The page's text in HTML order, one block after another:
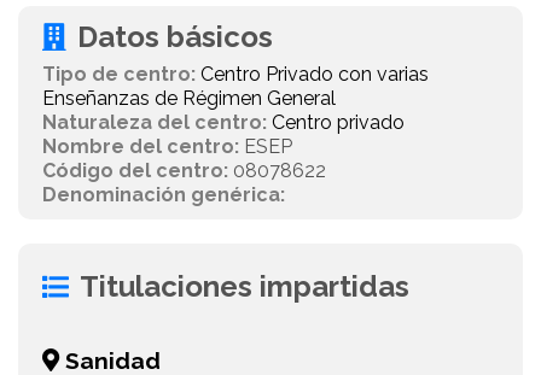
Datos básicos
Tipo de centro: Centro Privado con varias
Enseñanzas de Régimen General
Naturaleza del centro: Centro privado
Nombre del centro: ESEP
Código del centro: 08078622
Denominación genérica:
Titulaciones impartidas
Sanidad